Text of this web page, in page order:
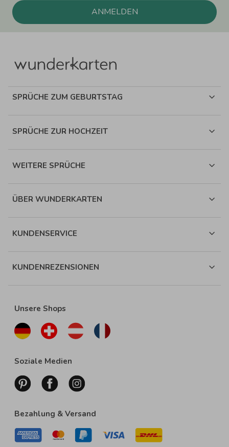
ANMELDEN
SPRÜCHE ZUM GEBURTSTAG
SPRÜCHE ZUR HOCHZEIT
WEITERE SPRÜCHE
ÜBER WUNDERKARTEN
KUNDENSERVICE
KUNDENREZENSIONEN
Unsere Shops
Soziale Medien
Bezahlung & Versand